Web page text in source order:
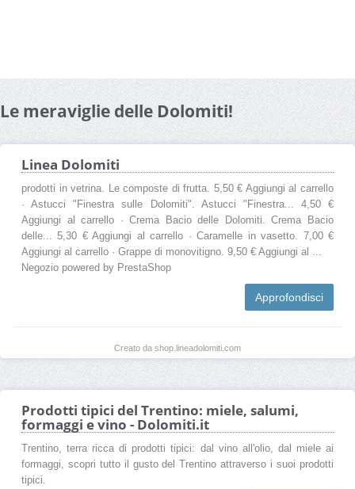
Le meraviglie delle Dolomiti!
Linea Dolomiti
prodotti in vetrina. Le composte di frutta. 5,50 € Aggiungi al carrello
· Astucci "Finestra sulle Dolomiti". Astucci "Finestra... 4,50 €
Aggiungi al carrello · Crema Bacio delle Dolomiti. Crema Bacio
delle... 5,30 € Aggiungi al carrello · Caramelle in vasetto. 7,00 €
Aggiungi al carrello · Grappe di monovitigno. 9,50 € Aggiungi al ...
Negozio powered by PrestaShop
Approfondisci
Creato da shop.lineadolomiti.com
Prodotti tipici del Trentino: miele, salumi,
formaggi e vino - Dolomiti.it
Trentino, terra ricca di prodotti tipici: dal vino all'olio, dal miele ai
formaggi, scopri tutto il gusto del Trentino attraverso i suoi prodotti
tipici.